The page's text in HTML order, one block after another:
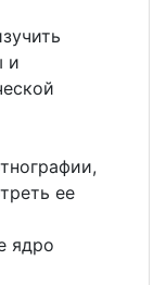
и
ее
ядро